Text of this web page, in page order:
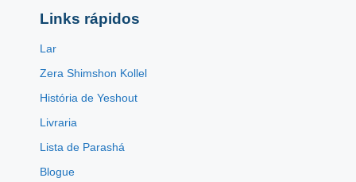
Links rápidos
Lar
Zera Shimshon Kollel
História de Yeshout
Livraria
Lista de Parashá
Blogue